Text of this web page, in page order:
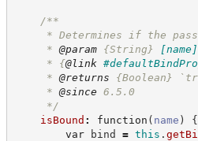
/**
* Determines if the passed
* @param {String} [name]
* {@link
* @returns {Boolean}
* @since 6.5.0
*/
isBound : function ( name )
{
var bind = this .